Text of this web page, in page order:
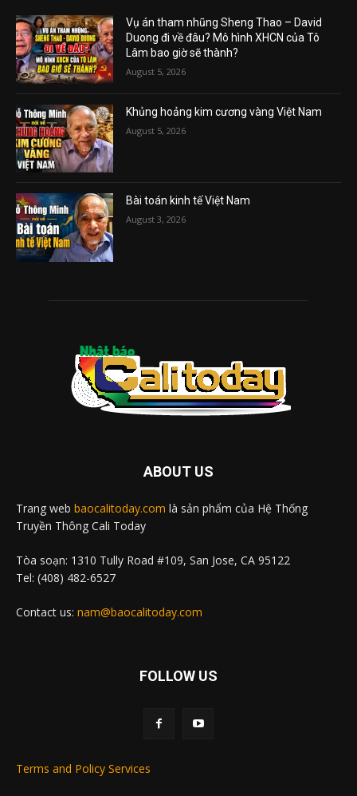
Vụ án tham nhũng Sheng Thao – David
Duong đi về đâu? Mô hình XHCN của Tô
Lâm bao giờ sẽ thành?
August 5, 2026
Khủng hoảng kim cương vàng Việt Nam
August 5, 2026
Bài toán kinh tế Việt Nam
August 3, 2026
ABOUT US
Trang web baocalitoday.com là sản phẩm của Hệ Thống
Truyền Thông Cali Today
Tòa soạn: 1310 Tully Road #109, San Jose, CA 95122
Tel: (408) 482-6527
Contact us: nam@baocalitoday.com
FOLLOW US
Terms and Policy Services